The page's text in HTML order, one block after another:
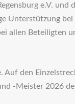
e.V. und
Unterstützung
allen Beteiligten
den
-Meister 2026